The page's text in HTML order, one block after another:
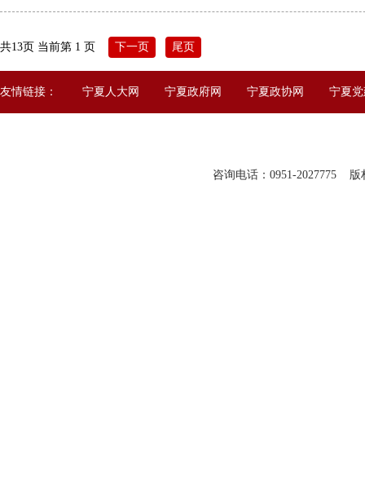
共13页 当前第 1 页 下一页 尾页
友情链接： 宁夏人大网 宁夏政府网 宁夏政协网 宁夏
咨询电话：0951-2027775